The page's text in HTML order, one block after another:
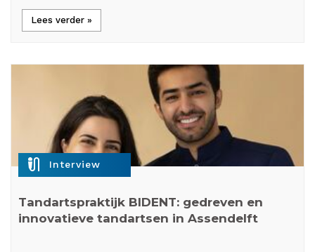
Lees verder »
mic_external_on Interview
Tandartspraktijk BIDENT: gedreven en
innovatieve tandartsen in Assendelft